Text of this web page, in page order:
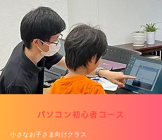
パソコン初心者コース
小さなお子さま向けクラス